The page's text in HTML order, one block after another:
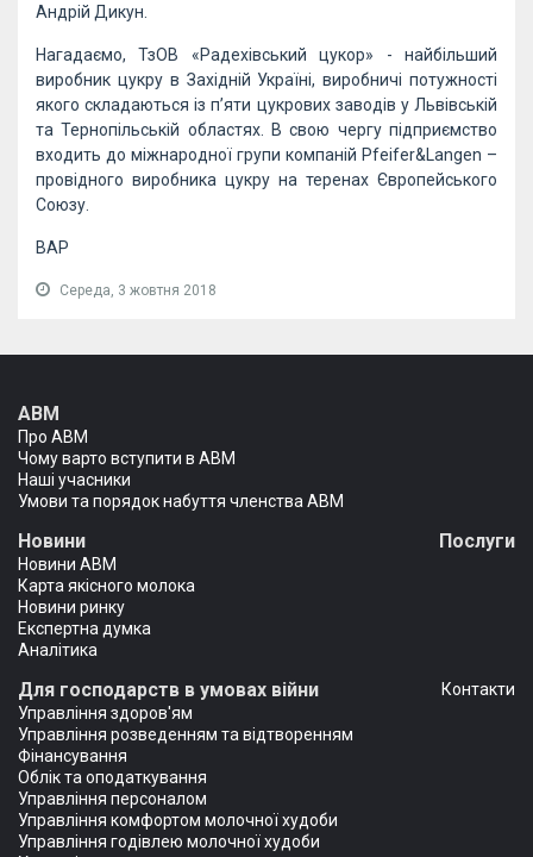
Андрій Дикун.
Нагадаємо, ТзОВ «Радехівський цукор» - найбільший
виробник цукру в Західній Україні, виробничі потужності
якого складаються із п’яти цукрових заводів у Львівській
та Тернопільській областях. В свою чергу підприємство
входить до міжнародної групи компаній Pfeifer&Langen –
провідного виробника цукру на теренах Європейського
Союзу.
ВАР
Середа, 3 жовтня 2018
АВМ
Про АВМ
Чому варто вступити в АВМ
Наші учасники
Умови та порядок набуття членства АВМ
Новини
Новини АВМ
Карта якісного молока
Новини ринку
Експертна думка
Аналітика
Послуги
Для господарств в умовах війни
Управління здоров'ям
Управління розведенням та відтворенням
Фінансування
Облік та оподаткування
Управління персоналом
Управління комфортом молочної худоби
Управління годівлею молочної худоби
Контакти